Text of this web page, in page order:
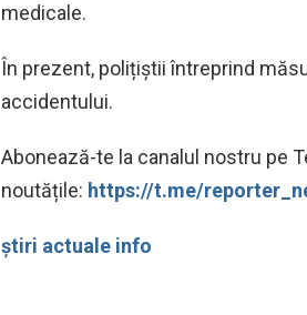
medicale.
În prezent, polițiștii întreprind
accidentului.
Abonează-te la canalul nostru pe
noutățile: https://t.me/
știri actuale info